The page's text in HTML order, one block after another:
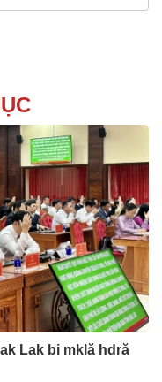
Lak bi mklă hdră